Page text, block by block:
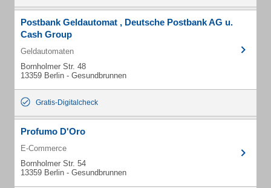
Postbank Geldautomat , Deutsche Postbank AG u.
Cash Group
Geldautomaten
Bornholmer Str. 48
13359 Berlin - Gesundbrunnen
Gratis-Digitalcheck
Profumo D'Oro
E-Commerce
Bornholmer Str. 54
13359 Berlin - Gesundbrunnen